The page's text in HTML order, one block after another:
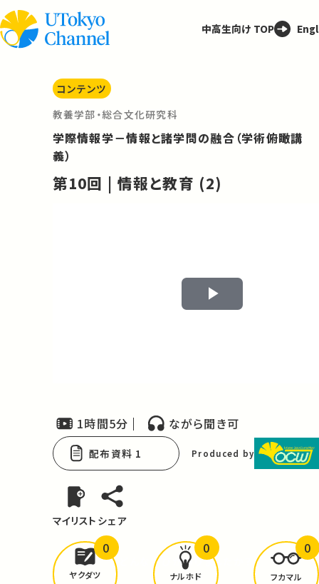
中高生向け TOP
コンテンツ
教養学部・総合文化研究科
学際情報学－情報と諸学問の融合（学術俯瞰講
義）
第10回 | 情報と教育 (2)
Play
1時間5分 ながら聞き可
配布資料 1 Produced by
マイリスト シェア
どんな学びがありましたか？
ヤクダツ
0
ナルホド
0
フカマル
0